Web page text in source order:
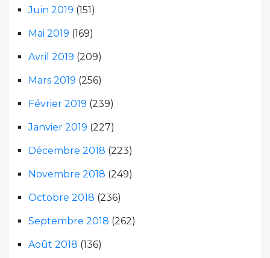
Juin 2019 (151)
Mai 2019 (169)
Avril 2019 (209)
Mars 2019 (256)
Février 2019 (239)
Janvier 2019 (227)
Décembre 2018 (223)
Novembre 2018 (249)
Octobre 2018 (236)
Septembre 2018 (262)
Août 2018 (136)